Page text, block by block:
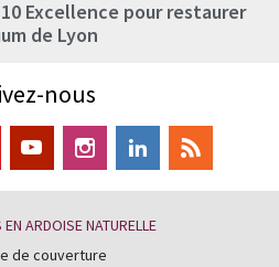
10 Excellence pour restaurer
de Lyon
nous
ARDOISE NATURELLE
de couverture